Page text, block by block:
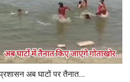
अब घाटों पर तैनात...